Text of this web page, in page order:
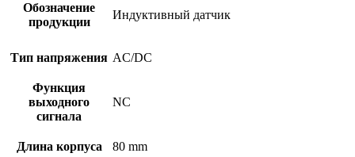
Обозначение
продукции
Индуктивный датчик
Тип напряжения AC/DC
Функция
выходного
сигнала
NC
Длина корпуса 80 mm